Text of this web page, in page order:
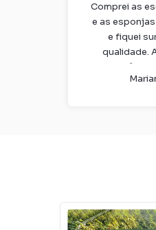
Comprei as
e as
e fiquei
qualidade.
e realmente